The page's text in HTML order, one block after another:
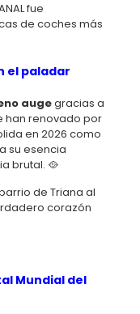
fue
de coches más
el paladar
augegracias a
han renovado por
en 2026 como
su esencia
brutal. 🥘
de Triana al
corazón
Mundial del